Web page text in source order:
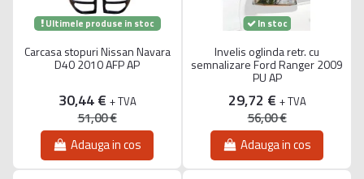
Ultimele produse in stoc
Carcasa stopuri Nissan Navara
D40 2010 AFP AP
30,44 € + TVA
51,00 €
Adauga in cos
In stoc
Invelis oglinda retr. cu
semnalizare Ford Ranger 2009
PU AP
29,72 € + TVA
56,00 €
Adauga in cos